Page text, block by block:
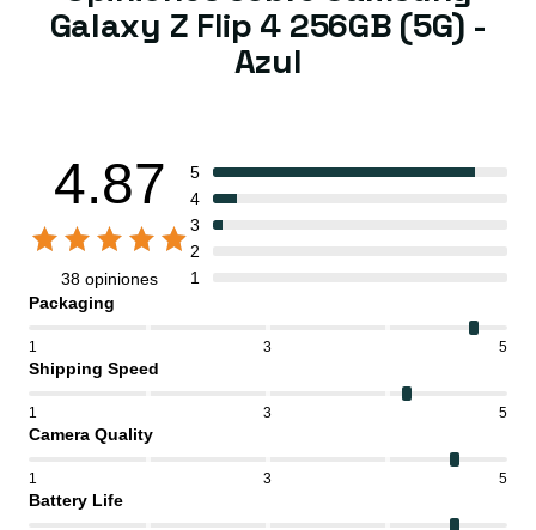
Galaxy Z Flip 4 256GB (5G) -
Azul
4.87
38 opiniones
5
4
3
2
1
Packaging
1 3 5
Shipping Speed
1 3 5
Camera Quality
1 3 5
Battery Life